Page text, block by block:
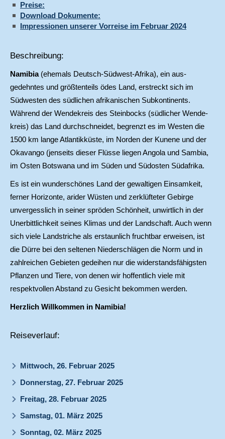
Preise:
Download Dokumente:
Impressionen unserer Vorreise im Februar 2024
Beschreibung:
Namibia(ehemals Deutsch-Südwest-Afrika), ein aus-
gedehntes und größtenteils ödes Land, erstreckt sich im
Südwesten des südlichen afrikanischen Subkontinents.
Während der Wendekreis des Steinbocks (südlicher Wende-
kreis) das Land durchschneidet, begrenzt es im Westen die
1500 km lange Atlantikküste, im Norden der Kunene und der
Okavango (jenseits dieser Flüsse liegen Angola und Sambia,
im Osten Botswana und im Süden und Südosten Südafrika.
Es ist ein wunderschönes Land der gewaltigen Einsamkeit,
ferner Horizonte, arider Wüsten und zerklüfteter Gebirge
unvergesslich in seiner spröden Schönheit, unwirtlich in der
Unerbittlichkeit seines Klimas und der Landschaft. Auch wenn
sich viele Landstriche als erstaunlich fruchtbar erweisen, ist
die Dürre bei den seltenen Niederschlägen die Norm und in
zahlreichen Gebieten gedeihen nur die widerstandsfähigsten
Pflanzen und Tiere, von denen wir hoffentlich viele mit
respektvollen Abstand zu Gesicht bekommen werden.
Herzlich Willkommen in Namibia!
Reiseverlauf:
Mittwoch, 26. Februar 2025
Donnerstag, 27. Februar 2025
Freitag, 28. Februar 2025
Samstag, 01. März 2025
Sonntag, 02. März 2025